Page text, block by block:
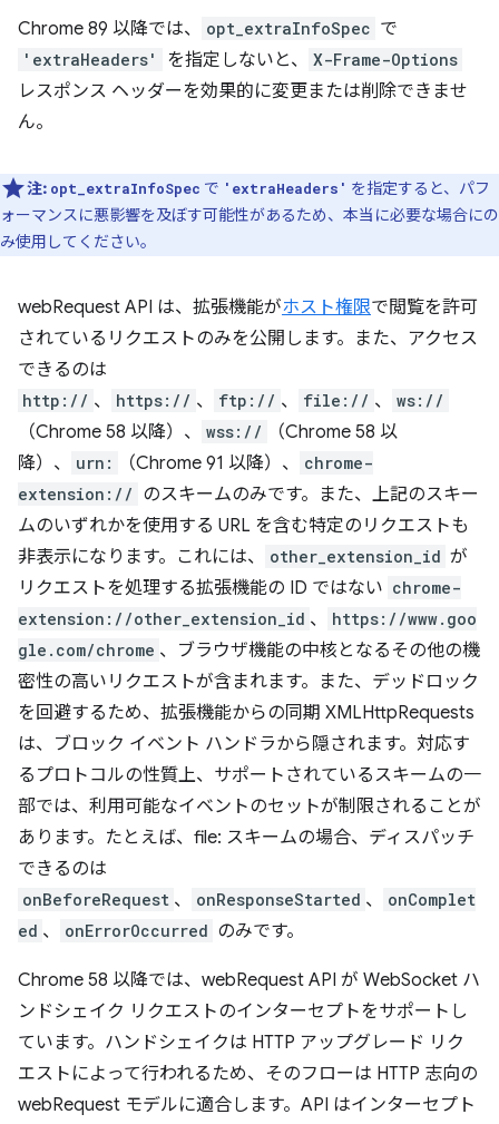
Chrome 89 以降では、 opt_extraInfoSpec で
'extraHeaders' を指定しないと、 X-Frame-Options
レスポンス ヘッダーを効果的に変更または削除できませ
ん。
注: opt_extraInfoSpec で 'extraHeaders' を指定すると、パフ
ォーマンスに悪影響を及ぼす可能性があるため、本当に必要な場合にの
み使用してください。
webRequest API は、拡張機能がホスト権限で閲覧を許可
されているリクエストのみを公開します。また、アクセス
できるのは
http:// 、 https:// 、 ftp:// 、 file:// 、 ws://
（Chrome 58 以降）、 wss://
（Chrome 58 以
降）、
urn: （Chrome 91 以降）、
chrome-
extension:// のスキームのみです。また、上記のスキー
ムのいずれかを使用する URL を含む特定のリクエストも
非表示になります。これには、
other_extension_id が
リクエストを処理する拡張機能の ID ではない chrome-
extension://other_extension_id 、
https://www.goo
gle.com/chrome 、ブラウザ機能の中核となるその他の機
密性の高いリクエストが含まれます。また、デッドロック
を回避するため、拡張機能からの同期 XMLHttpRequests
は、ブロック イベント ハンドラから隠されます。対応す
るプロトコルの性質上、サポートされているスキームの一
部では、利用可能なイベントのセットが制限されることが
あります。たとえば、file: スキームの場合、ディスパッチ
できるのは
onBeforeRequest 、 onResponseStarted 、
onComplet
ed 、 onErrorOccurred のみです。
Chrome 58 以降では、webRequest API が WebSocket ハ
ンドシェイク リクエストのインターセプトをサポートし
ています。ハンドシェイクは HTTP アップグレード リク
エストによって行われるため、そのフローは HTTP 志向の
webRequest モデルに適合します。API はインターセプト